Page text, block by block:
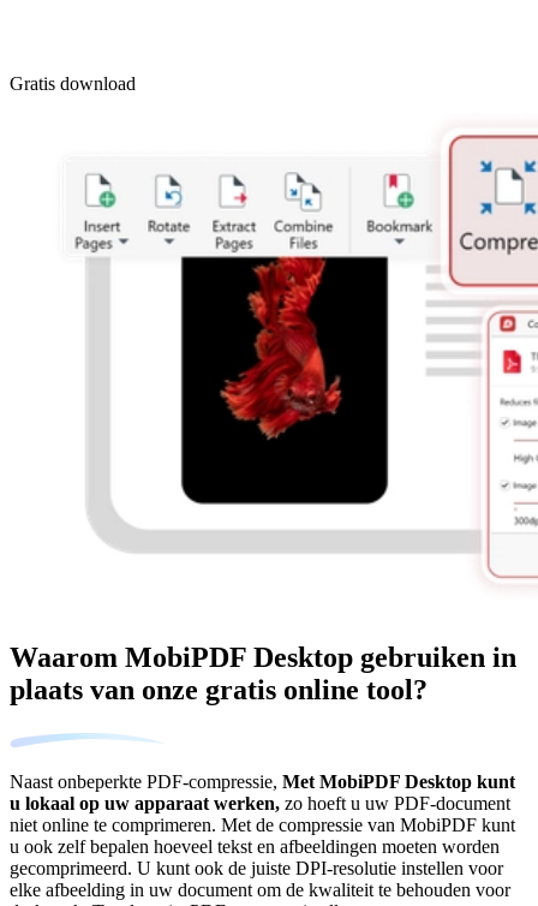
Gratis download
Waarom MobiPDF Desktop gebruiken in
plaats van onze gratis online tool?
Naast onbeperkte PDF-compressie, Met MobiPDF Desktop kunt
u lokaal op uw apparaat werken, zo hoeft u uw PDF-document
niet online te comprimeren. Met de compressie van MobiPDF kunt
u ook zelf bepalen hoeveel tekst en afbeeldingen moeten worden
gecomprimeerd. U kunt ook de juiste DPI-resolutie instellen voor
elke afbeelding in uw document om de kwaliteit te behouden voor